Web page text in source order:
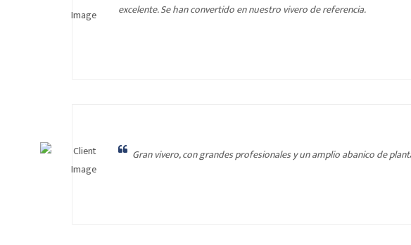
excelente. Se han convertido en nuestro vivero de referencia.
Gran vivero, con grandes profesionales y un amplio abanico de